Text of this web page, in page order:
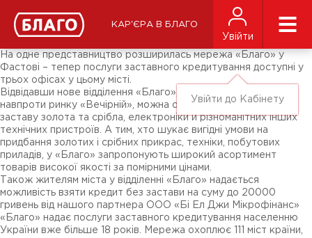
КАР'ЄРА В БЛАГО
Увійти
Увійти до Кабінету
ЗМІ про нас
Підписники соц-мереж
Ярмарки
На одне представництво розширилась мережа «Благо» у
Фастові – тепер послуги заставного кредитування доступні у
трьох офісах у цьому місті.
Відвідавши нове відділення «Благо», що розмістилося
навпроти ринку «Вечірній», можна оформити кредит під
заставу золота та срібла, електроніки й різноманітних інших
технічних пристроїв. А тим, хто шукає вигідні умови на
придбання золотих і срібних прикрас, техніки, побутових
приладів, у «Благо» запропонують широкий асортимент
товарів високої якості за помірними цінами.
Також жителям міста у відділенні «Благо» надається
можливість взяти кредит без застави на суму до 20000
гривень від нашого партнера ООО «Бі Ел Джи Мікрофінанс»
«Благо» надає послуги заставного кредитування населенню
України вже більше 18 років. Мережа охоплює 111 міст країни,